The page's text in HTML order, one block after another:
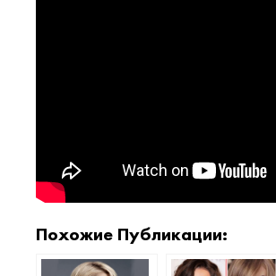
Похожие Публикации: